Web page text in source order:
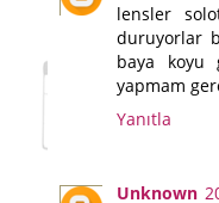
lensler
duruyorlar
baya koyu
yapmam
Yanıtla
Unknown